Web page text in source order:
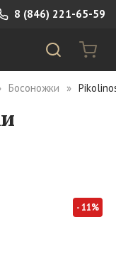
8 (846) 221-65-59
Босоножки
- 11%